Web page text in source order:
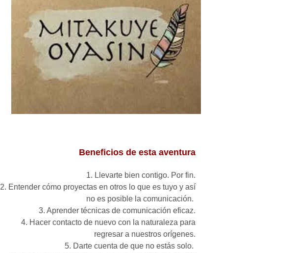
Por todas mis relaciones
Beneficios de esta aventura
1. Llevarte bien contigo. Por fin.
2. Entender cómo proyectas en otros lo que es tuyo y así
no es posible la comunicación.
3. Aprender técnicas de comunicación eficaz.
4. Hacer contacto de nuevo con la naturaleza para
regresar a nuestros orígenes.
5. Darte cuenta de que no estás solo.